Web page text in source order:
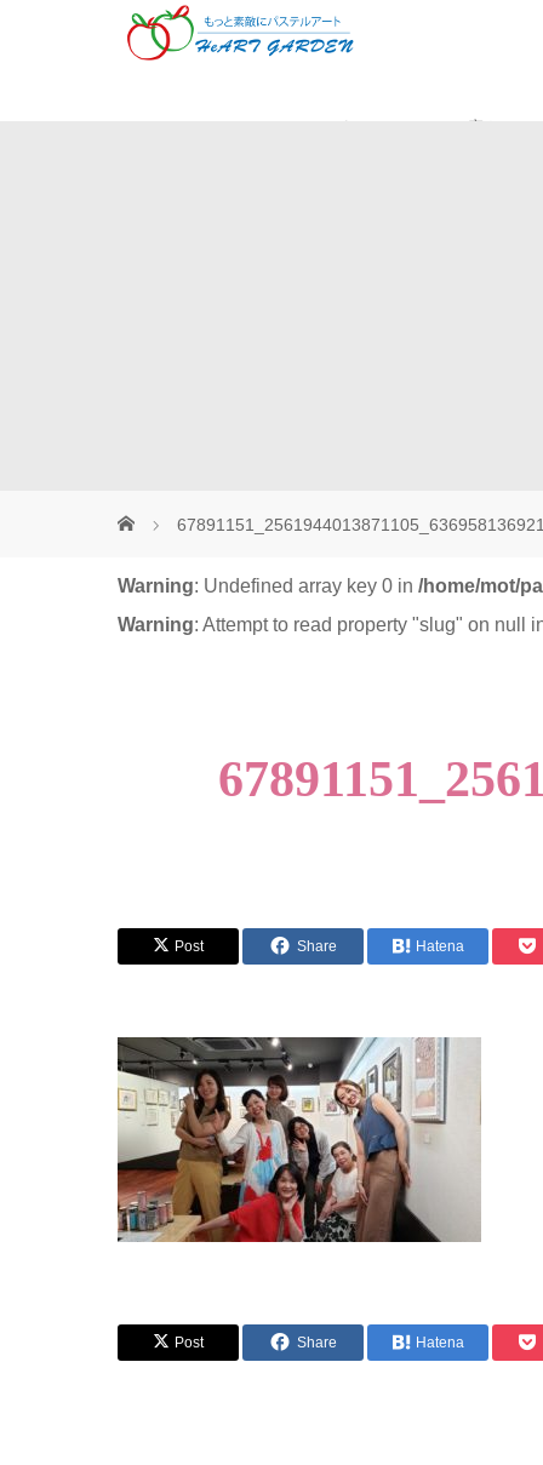
癒やし
Warning: Undefined array key 0 in /home/mot/
Warning: Attempt to read property "slug" on null
Post Share Hatena
Post Share Hatena